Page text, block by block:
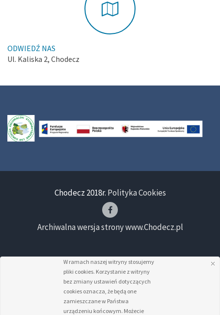
ODWIEDŹ NAS
Ul. Kaliska 2, Chodecz
Chodecz 2018r. Polityka Cookies
Archiwalna wersja strony www.Chodecz.pl
W ramach naszej witryny stosujemy
pliki cookies. Korzystanie z witryny
bez zmiany ustawień dotyczących
cookies oznacza, że będą one
zamieszczane w Państwa
urządzeniu końcowym. Możecie